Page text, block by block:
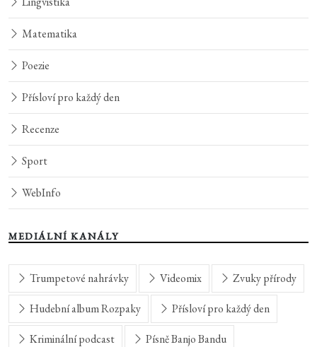
Matematika
Poezie
Přísloví pro každý den
Recenze
Sport
WebInfo
MEDIÁLNÍ KANÁLY
Trumpetové nahrávky Videomix Zvuky přírody
Hudební album Rozpaky Přísloví pro každý den
Kriminální podcast Písně Banjo Bandu